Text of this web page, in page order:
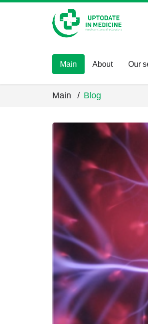
Main About Our
Main / Blog